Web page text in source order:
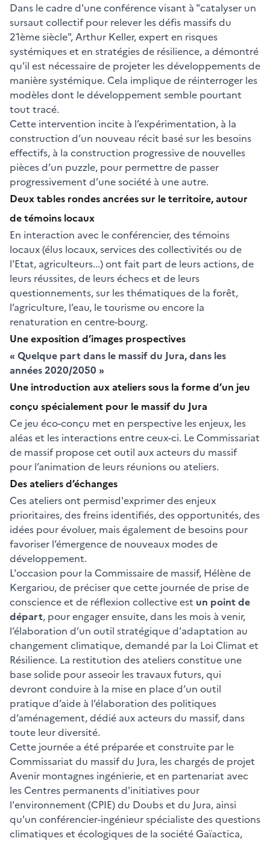
Dans le cadre d'une conférence visant à "catalyser un
sursaut collectif pour relever les défis massifs du
21ème siècle", Arthur Keller, expert en risques
systémiques et en stratégies de résilience, a démontré
qu'il est nécessaire de projeter les développements de
manière systémique. Cela implique de réinterroger les
modèles dont le développement semble pourtant
tout tracé.
Cette intervention incite à l’expérimentation, à la
construction d’un nouveau récit basé sur les besoins
effectifs, à la construction progressive de nouvelles
pièces d’un puzzle, pour permettre de passer
progressivement d’une société à une autre.
Deux tables rondes ancrées sur le territoire, autour
de témoins locaux
En interaction avec le conférencier, des témoins
locaux (élus locaux, services des collectivités ou de
l'Etat, agriculteurs...) ont fait part de leurs actions, de
leurs réussites, de leurs échecs et de leurs
questionnements, sur les thématiques de la forêt,
l’agriculture, l’eau, le tourisme ou encore la
renaturation en centre-bourg.
Une exposition d’images prospectives
« Quelque part dans le massif du Jura, dans les
années 2020/2050 »
Une introduction aux ateliers sous la forme d’un jeu
conçu spécialement pour le massif du Jura
Ce jeu éco-conçu met en perspective les enjeux, les
aléas et les interactions entre ceux-ci. Le Commissariat
de massif propose cet outil aux acteurs du massif
pour l’animation de leurs réunions ou ateliers.
Des ateliers d’échanges
Ces ateliers ont permisd'exprimer des enjeux
prioritaires, des freins identifiés, des opportunités, des
idées pour évoluer, mais également de besoins pour
favoriser l’émergence de nouveaux modes de
développement.
L'occasion pour la Commissaire de massif, Hélène de
Kergariou, de préciser que cette journée de prise de
conscience et de réflexion collective est un point de
départ, pour engager ensuite, dans les mois à venir,
l’élaboration d’un outil stratégique d'adaptation au
changement climatique, demandé par la Loi Climat et
Résilience. La restitution des ateliers constitue une
base solide pour asseoir les travaux futurs, qui
devront conduire à la mise en place d’un outil
pratique d’aide à l’élaboration des politiques
d’aménagement, dédié aux acteurs du massif, dans
toute leur diversité.
Cette journée a été préparée et construite par le
Commissariat du massif du Jura, les chargés de projet
Avenir montagnes ingénierie, et en partenariat avec
les Centres permanents d'initiatives pour
l'environnement (CPIE) du Doubs et du Jura, ainsi
qu'un conférencier-ingénieur spécialiste des questions
climatiques et écologiques de la société Gaïactica,